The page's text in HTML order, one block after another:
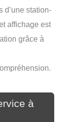
d’une station-
affichage est
grâce à
à